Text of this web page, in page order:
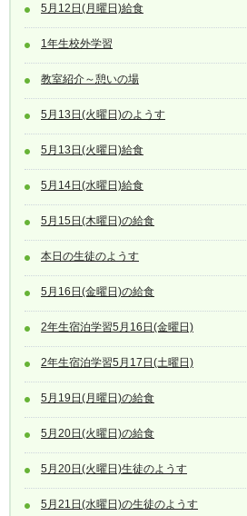
5月12日(月曜日)給食
1年生校外学習
教室紹介～憩いの場
5月13日(火曜日)のようす
5月13日(火曜日)給食
5月14日(水曜日)給食
5月15日(木曜日)の給食
本日の生徒のようす
5月16日(金曜日)の給食
2年生宿泊学習5月16日(金曜日)
2年生宿泊学習5月17日(土曜日)
5月19日(月曜日)の給食
5月20日(火曜日)の給食
5月20日(火曜日)生徒のようす
5月21日(水曜日)の生徒のようす